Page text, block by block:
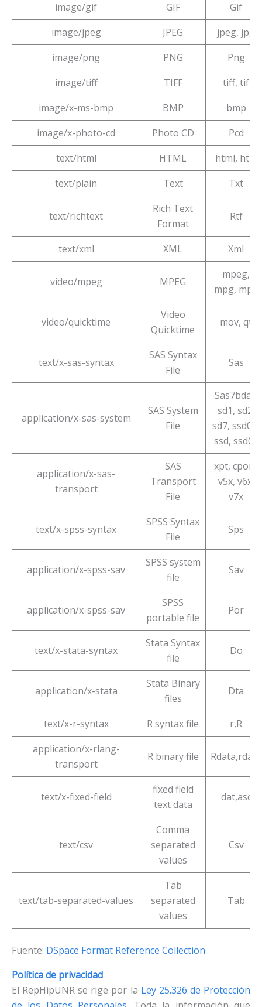
image/gif
GIF
Gif
image/jpeg
JPEG
jpeg, jpg
image/png
PNG
Png
image/tiff
TIFF
tiff, tif
image/x-ms-bmp
BMP
bmp
image/x-photo-cd
Photo CD
Pcd
text/html
HTML
html, htm
text/plain
Text Txt
text/richtext
Rich Text
Format
Rtf
text/xml XML Xml
video/mpeg MPEG
mpeg,
mpg, mpe
video/quicktime
Video
Quicktime
mov, qt
text/x-sas-syntax
SAS Syntax
File
Sas
application/x-sas-system
SAS System
File
Sas7bdat,
sd1, sd2,
sd7, ssd01,
ssd, ssd04
application/x-sas-
transport
SAS
Transport
File
xpt, cport,
v5x, v6x,
v7x
text/x-spss-syntax
SPSS Syntax
File
Sps
application/x-spss-sav
SPSS system
file
Sav
application/x-spss-sav
SPSS
portable file
Por
text/x-stata-syntax
Stata Syntax
file
Do
application/x-stata
Stata Binary
files
Dta
text/x-r-syntax R syntax file
r,R
application/x-rlang-
transport
R binary file Rdata,rdata
text/x-fixed-field
fixed field
text data
dat,asc
text/csv
Comma
separated
values
Csv
text/tab-separated-values
Tab
separated
values
Tab
Fuente: DSpace Format Reference Collection
Política de privacidad
El RepHipUNR se rige por la Ley 25.326 de Protección